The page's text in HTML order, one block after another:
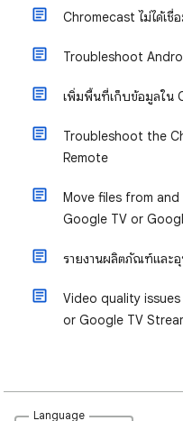
Chromecast ไม่ได้เชื่
Troubleshoot
เพิ่มพื้นที่เก็บข้อมูลใน
Troubleshoot the
Remote
Move files from
Google TV or
รายงานผลิตภัณฑ์และ
Video quality
or Google TV
Language